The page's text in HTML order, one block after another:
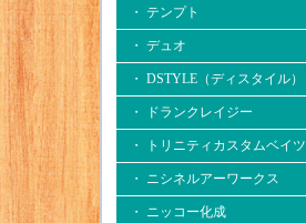
・ テンプト
・ デュオ
・ DSTYLE（ディスタイル）
・ ドランクレイジー
・ トリニティカスタムベイツ
・ ニシネルアーワークス
・ ニッコー化成